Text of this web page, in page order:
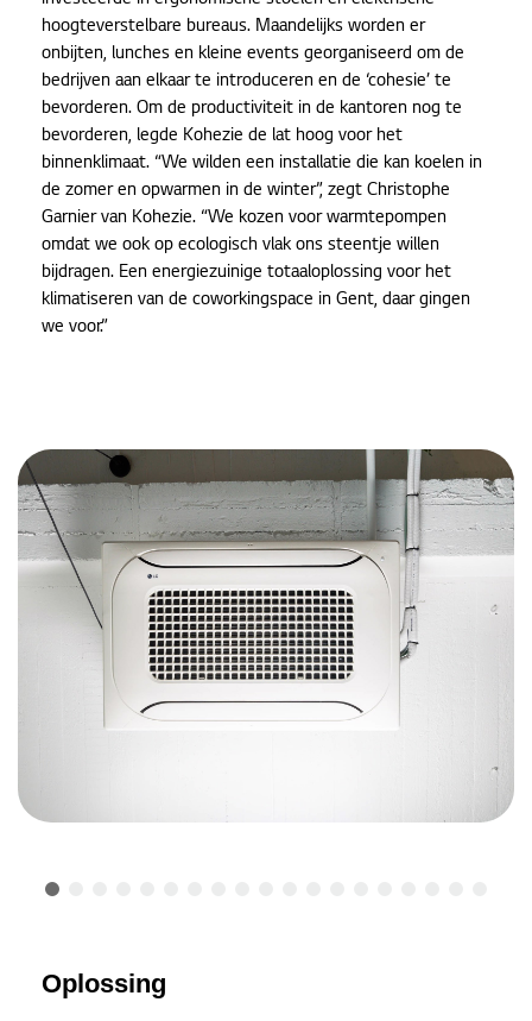
hoogteverstelbare bureaus. Maandelijks worden er
onbijten, lunches en kleine events georganiseerd om de
bedrijven aan elkaar te introduceren en de ‘cohesie’ te
bevorderen. Om de productiviteit in de kantoren nog te
bevorderen, legde Kohezie de lat hoog voor het
binnenklimaat. “We wilden een installatie die kan koelen in
de zomer en opwarmen in de winter”, zegt Christophe
Garnier van Kohezie. “We kozen voor warmtepompen
omdat we ook op ecologisch vlak ons steentje willen
bijdragen. Een energiezuinige totaaloplossing voor het
klimatiseren van de coworkingspace in Gent, daar gingen
we voor.”
Oplossing